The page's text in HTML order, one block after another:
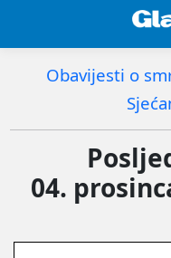
Obavijesti o
04.